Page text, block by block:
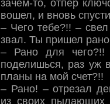
зачем-то, отпер
вошел, и вновь
– Чего тебе?!! –
звал. Ты пришел
– Рано для
поделишься, раз уж
планы на мой счет?!!
– Рано! – отрезал
из своих пылающих